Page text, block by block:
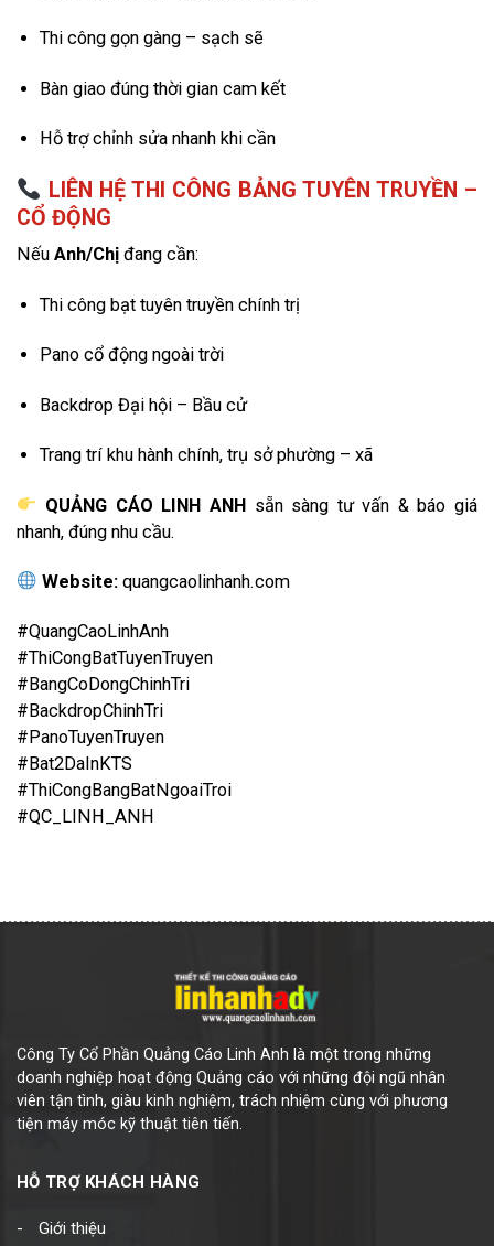
Thi công gọn gàng – sạch sẽ
Bàn giao đúng thời gian cam kết
Hỗ trợ chỉnh sửa nhanh khi cần
LIÊN HỆ THI CÔNG BẢNG TUYÊN TRUYỀN –
CỔ ĐỘNG
Nếu Anh/Chị đang cần:
Thi công bạt tuyên truyền chính trị
Pano cổ động ngoài trời
Backdrop Đại hội – Bầu cử
Trang trí khu hành chính, trụ sở phường – xã
QUẢNG CÁO LINH ANH sẵn sàng tư vấn & báo giá
nhanh, đúng nhu cầu.
Website:quangcaolinhanh.com
#QuangCaoLinhAnh
#ThiCongBatTuyenTruyen
#BangCoDongChinhTri
#BackdropChinhTri
#PanoTuyenTruyen
#Bat2DaInKTS
#ThiCongBangBatNgoaiTroi
#QC_LINH_ANH
Công Ty Cổ Phần Quảng Cáo Linh Anh là một trong những
doanh nghiệp hoạt động Quảng cáo với những đội ngũ nhân
viên tận tình, giàu kinh nghiệm, trách nhiệm cùng với phương
tiện máy móc kỹ thuật tiên tiến.
HỖ TRỢ KHÁCH HÀNG
Giới thiệu